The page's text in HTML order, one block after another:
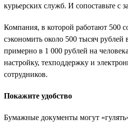
курьерских служб. И сопоставьте с
Компания, в которой работают 500
сэкономить около 500 тысяч рублей
примерно в 1 000 рублей на
настройку, техподдержку и
сотрудников.
Покажите удобство
Бумажные документы могут